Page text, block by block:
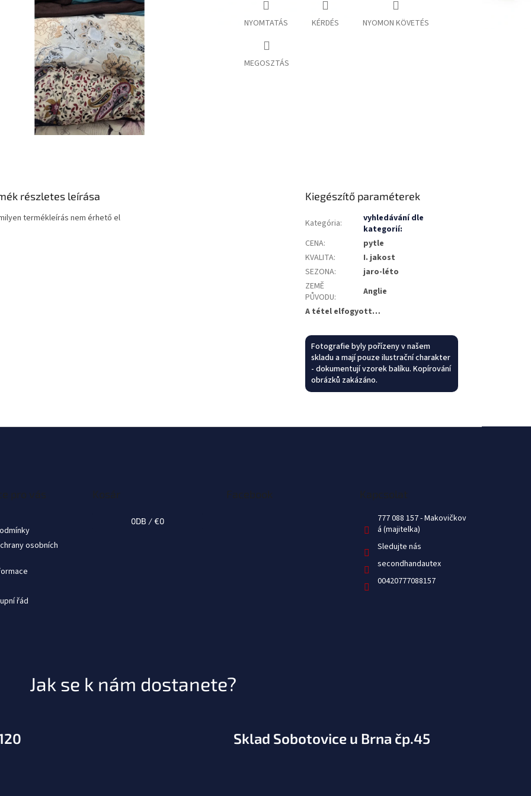
NYOMTATÁS KÉRDÉS NYOMON KÖVETÉS
MEGOSZTÁS
részletes leírása
termékleírás nem érhető el
Kiegészítő paraméterek
Kategória:
vyhledávání dle
kategorií:
CENA:
pytle
KVALITA:
I. jakost
SEZONA:
jaro-léto
ZEMĚ
PŮVODU:
Anglie
A tétel elfogyott…
Fotografie byly pořízeny v našem
skladu a mají pouze ilustrační charakter
- dokumentují vzorek balíku. Kopírování
obrázků zakázáno.
pro vás
osobních
řád
Kosár
0DB /€0
Facebook Kapcsolat
777 088 157
Sledujte nás
secondhandautex
00420777088157
Jak se k nám dostanete?
Sklad Sobotovice u Brna čp.45